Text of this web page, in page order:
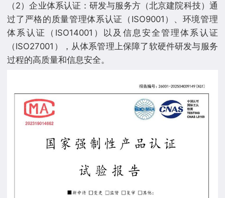
（2）企业体系认证：研发与服务方（北京建院科技）通
过了严格的质量管理体系认证（ISO9001）、环境管理
体系认证（ISO14001）以及信息安全管理体系认证
（ISO27001），从体系管理上保障了软硬件研发与服务